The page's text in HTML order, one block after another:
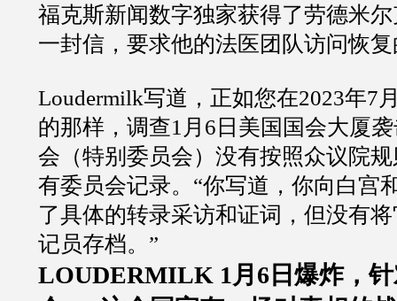
福克斯新闻数字独家获得了劳德米
一封信，要求他的法医团队访问恢
Loudermilk写道，正如您在2023年7
的那样，调查1月6日美国国会大厦
会（特别委员会）没有按照众议院
有委员会记录。“你写道，你向白宫
了具体的转录采访和证词，但没有
记员存档。”
LOUDERMILK 1月6日爆炸，